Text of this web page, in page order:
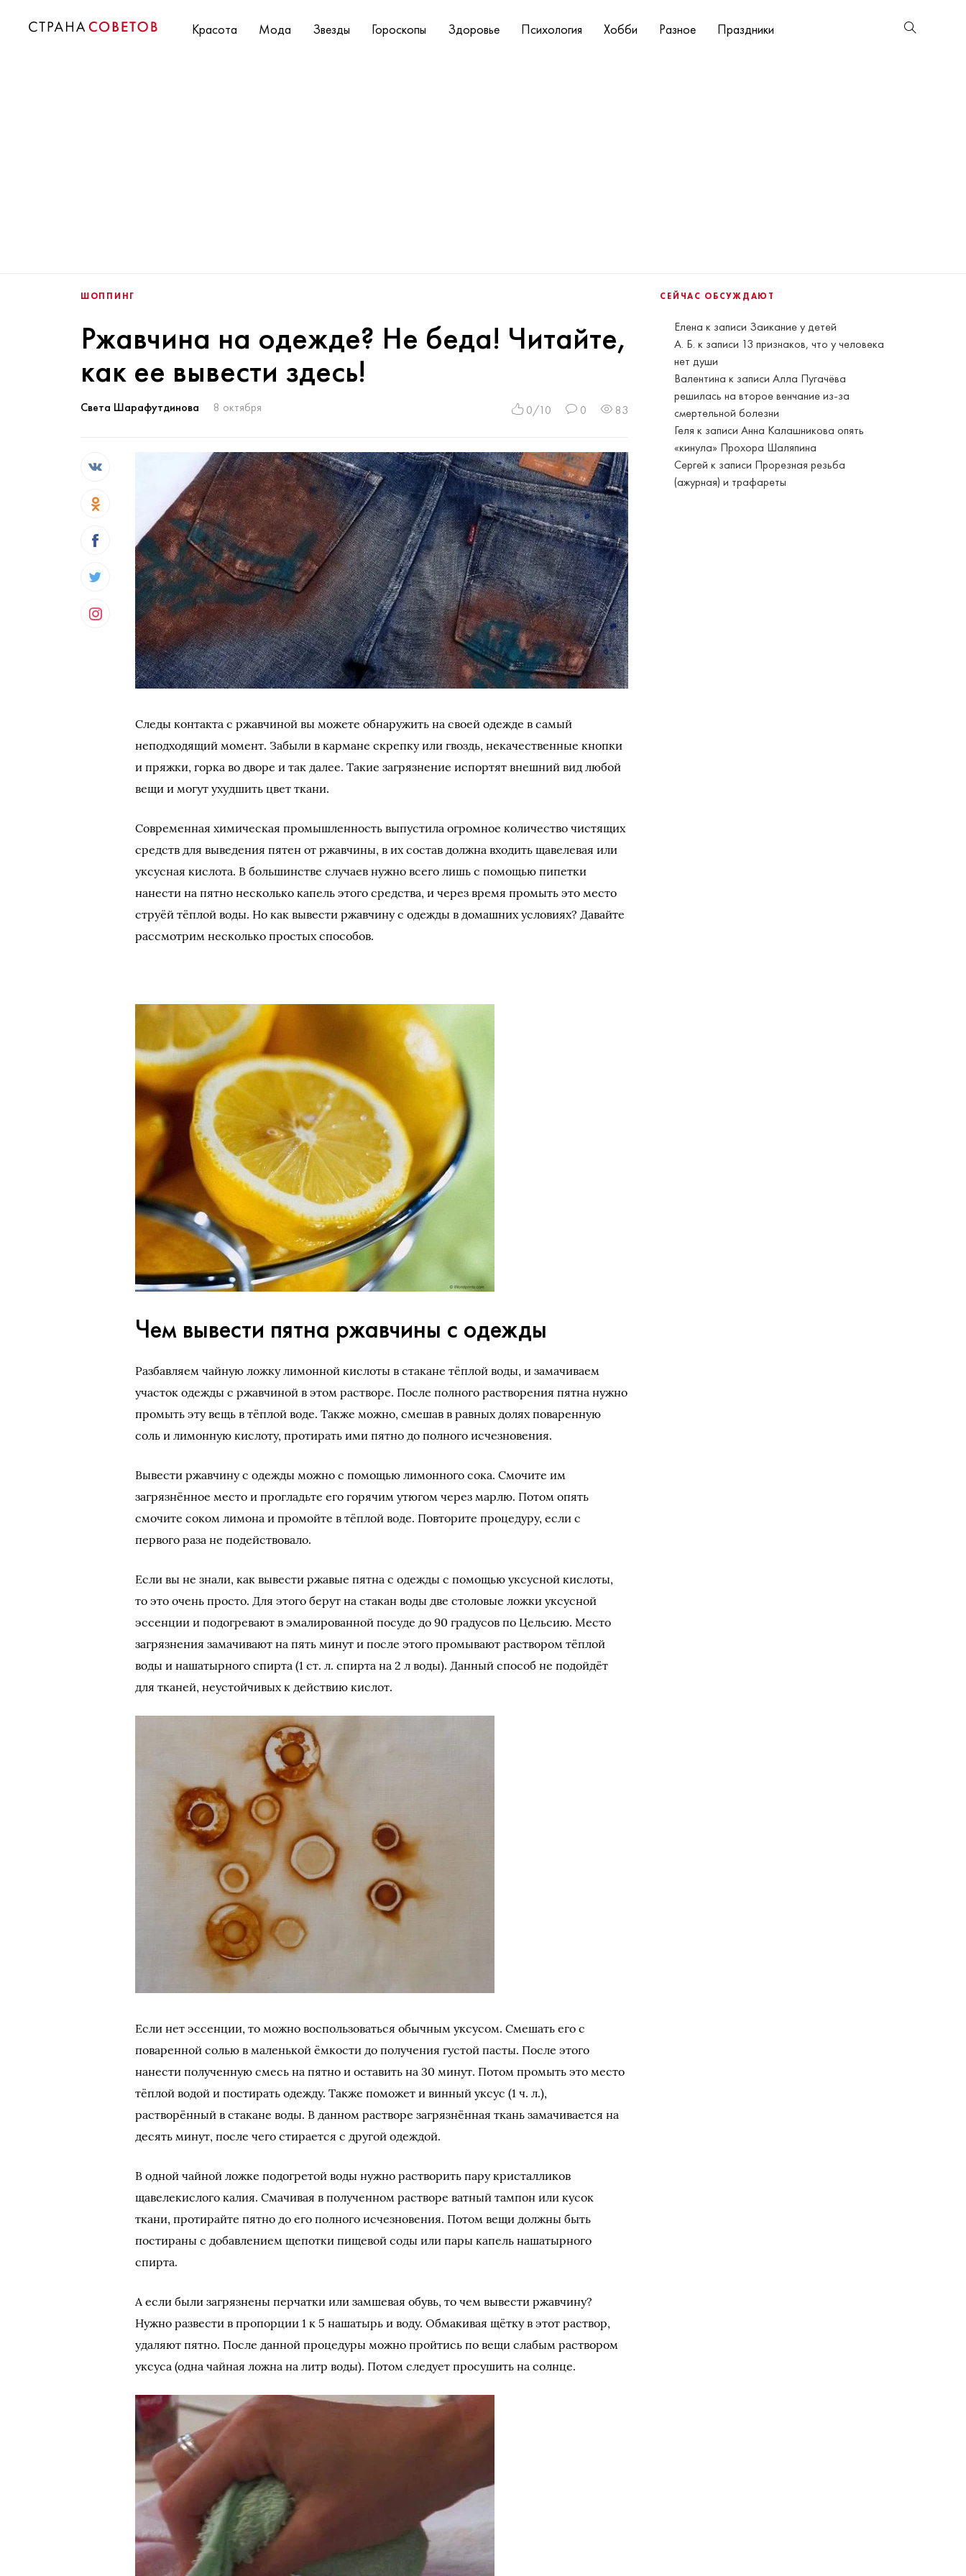
Красота Мода Звезды Гороскопы Здоровье Психология Хобби Разное Праздники
СЕЙЧАС ОБСУЖДАЮТ
Елена к записи Заикание у детей
А. Б. к записи 13 признаков, что у человека
нет души
Валентина к записиАлла Пугачёва
решилась на второе венчание из-за
смертельной болезни
Геля к записиАнна Калашникова опять
«кинула» Прохора Шаляпина
Сергей к записи Прорезная резьба
(ажурная) и трафареты
ШОППИНГ
Ржавчина на одежде? Не беда! Читайте,
как ее вывести здесь!
Света Шарафутдинова 8 октября 0/10 0 83
Следы контакта с ржавчиной вы можете обнаружить на своей одежде в самый
неподходящий момент. Забыли в кармане скрепку или гвоздь, некачественные кнопки
и пряжки, горка во дворе и так далее. Такие загрязнение испортят внешний вид любой
вещи и могут ухудшить цвет ткани.
Современная химическая промышленность выпустила огромное количество чистящих
средств для выведения пятен от ржавчины, в их состав должна входить щавелевая или
уксусная кислота. В большинстве случаев нужно всего лишь с помощью пипетки
нанести на пятно несколько капель этого средства, и через время промыть это место
струёй тёплой воды. Но как вывести ржавчину с одежды в домашних условиях? Давайте
рассмотрим несколько простых способов.
Чем вывести пятна ржавчины с одежды
Разбавляем чайную ложку лимонной кислоты в стакане тёплой воды, и замачиваем
участок одежды с ржавчиной в этом растворе. После полного растворения пятна нужно
промыть эту вещь в тёплой воде. Также можно, смешав в равных долях поваренную
соль и лимонную кислоту, протирать ими пятно до полного исчезновения.
Вывести ржавчину с одежды можно с помощью лимонного сока. Смочите им
загрязнённое место и прогладьте его горячим утюгом через марлю. Потом опять
смочите соком лимона и промойте в тёплой воде. Повторите процедуру, если с
первого раза не подействовало.
Если вы не знали, как вывести ржавые пятна с одежды с помощью уксусной кислоты,
то это очень просто. Для этого берут на стакан воды две столовые ложки уксусной
эссенции и подогревают в эмалированной посуде до 90 градусов по Цельсию. Место
загрязнения замачивают на пять минут и после этого промывают раствором тёплой
воды и нашатырного спирта (1 ст. л. спирта на 2 л воды). Данный способ не подойдёт
для тканей, неустойчивых к действию кислот.
Если нет эссенции, то можно воспользоваться обычным уксусом. Смешать его с
поваренной солью в маленькой ёмкости до получения густой пасты. После этого
нанести полученную смесь на пятно и оставить на 30 минут. Потом промыть это место
тёплой водой и постирать одежду. Также поможет и винный уксус (1 ч. л.),
растворённый в стакане воды. В данном растворе загрязнённая ткань замачивается на
десять минут, после чего стирается с другой одеждой.
В одной чайной ложке подогретой воды нужно растворить пару кристалликов
щавелекислого калия. Смачивая в полученном растворе ватный тампон или кусок
ткани, протирайте пятно до его полного исчезновения. Потом вещи должны быть
постираны с добавлением щепотки пищевой соды или пары капель нашатырного
спирта.
А если были загрязнены перчатки или замшевая обувь, то чем вывести ржавчину?
Нужно развести в пропорции 1 к 5 нашатырь и воду. Обмакивая щётку в этот раствор,
удаляют пятно. После данной процедуры можно пройтись по вещи слабым раствором
уксуса (одна чайная ложна на литр воды). Потом следует просушить на солнце.